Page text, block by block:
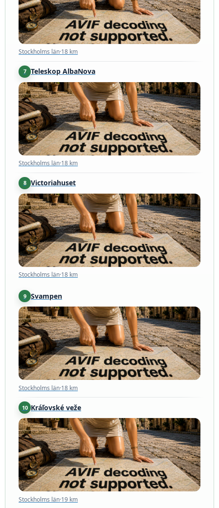
Stockholms län·18 km
7 Teleskop AlbaNova
Stockholms län·18 km
Stockholms län·18 km
8 Victoriahuset
Stockholms län·18 km
Stockholms län·18 km
9 Svampen
Stockholms län·18 km
Stockholms län·18 km
10 Kráľovské veže
Stockholms län·19 km
Stockholms län·19 km